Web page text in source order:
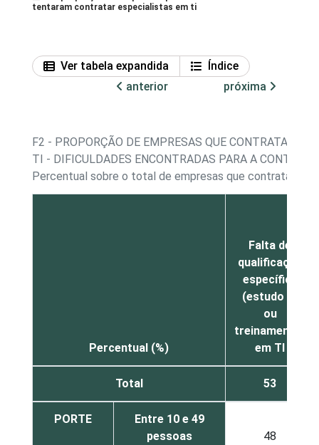
tentaram contratar especialistas em ti
Ver tabela expandida
Índice
anterior
próxima
F2 - PROPORÇÃO DE EMPRESAS QUE
TI - DIFICULDADES ENCONTRADAS PARA A
Percentual sobre o total de empresas que
Percentual (%)
Falta de
qualificação
específica
(estudo e/
ou
treinamento)
em TI
Total 53
PORTE
Entre 10 e 49
pessoas
48